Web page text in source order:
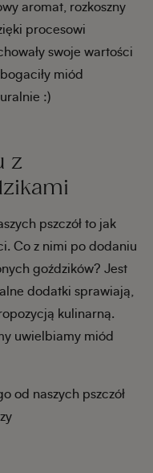
aromat, rozkoszny
procesowi
swoje wartości
miód
:)
z
pszczół to jak
Co z nimi po dodaniu
goździków? Jest
dodatki sprawiają,
kulinarną.
uwielbiamy miód
od naszych pszczół